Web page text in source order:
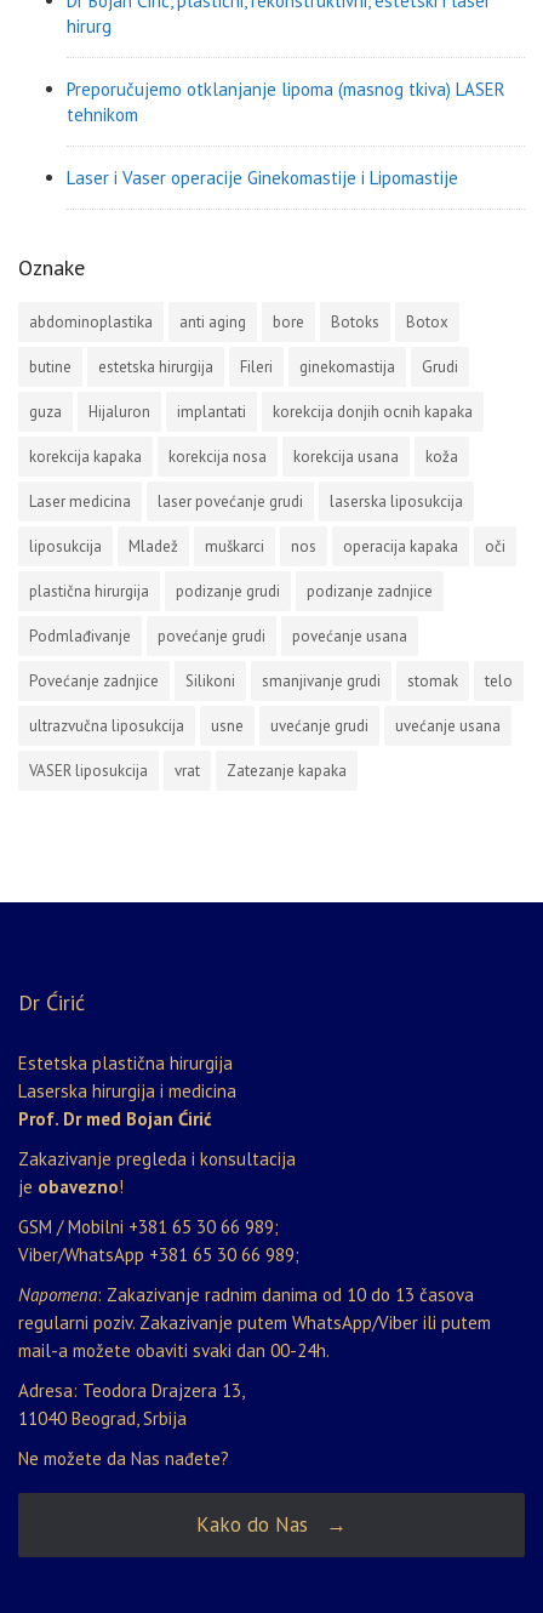
hirurg
Preporučujemo otklanjanje lipoma (masnog tkiva) LASER
tehnikom
Laser i Vaser operacije Ginekomastije i Lipomastije
Oznake
abdominoplastika anti aging bore Botoks Botox
butine estetska hirurgija Fileri ginekomastija Grudi
guza Hijaluron implantati korekcija donjih ocnih kapaka
korekcija kapaka korekcija nosa korekcija usana koža
Laser medicina laser povećanje grudi laserska liposukcija
liposukcija Mladež muškarci nos operacija kapaka oči
plastična hirurgija podizanje grudi podizanje zadnjice
Podmlađivanje povećanje grudi povećanje usana
Povećanje zadnjice Silikoni smanjivanje grudi stomak telo
ultrazvučna liposukcija usne uvećanje grudi uvećanje usana
VASER liposukcija vrat Zatezanje kapaka
Dr Ćirić
Estetska plastična hirurgija
Laserska hirurgija i medicina
Prof. Dr med Bojan Ćirić
Zakazivanje pregleda i konsultacija
je obavezno!
GSM / Mobilni +381 65 30 66 989;
Viber/WhatsApp +381 65 30 66 989;
Napomena: Zakazivanje radnim danima od 10 do 13 časova
regularni poziv. Zakazivanje putem WhatsApp/Viber ili putem
mail-a možete obaviti svaki dan 00-24h.
Adresa: Teodora Drajzera 13,
11040 Beograd, Srbija
Ne možete da Nas nađete?
Kako do Nas →